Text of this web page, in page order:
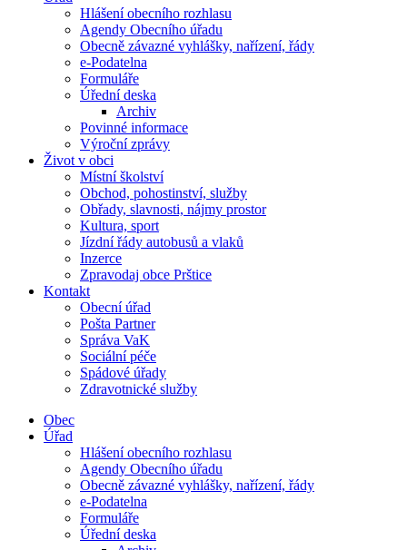
Hlášení obecního rozhlasu
Agendy Obecního úřadu
Obecně závazné vyhlášky, nařízení, řády
e-Podatelna
Formuláře
Úřední deska
Archiv
Povinné informace
Výroční zprávy
Život v obci
Místní školství
Obchod, pohostinství, služby
Obřady, slavnosti, nájmy prostor
Kultura, sport
Jízdní řády autobusů a vlaků
Inzerce
Zpravodaj obce Prštice
Kontakt
Obecní úřad
Pošta Partner
Správa VaK
Sociální péče
Spádové úřady
Zdravotnické služby
Obec
Úřad
Hlášení obecního rozhlasu
Agendy Obecního úřadu
Obecně závazné vyhlášky, nařízení, řády
e-Podatelna
Formuláře
Úřední deska